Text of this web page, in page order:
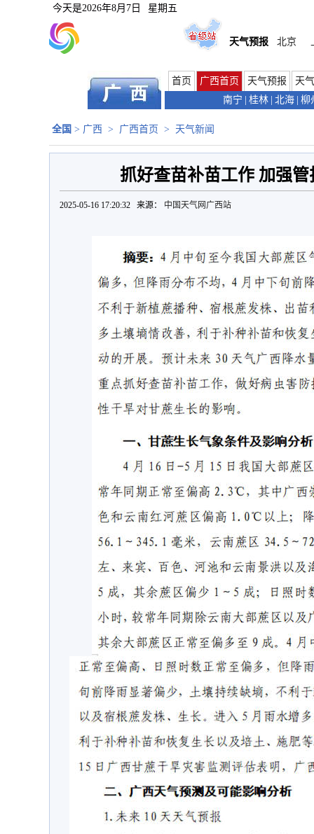
今天是2026年8月7日 星期五
天气预报 北京
首页 广西首页 天气预报
天
南宁
桂林 北海 柳
全国 > 广西 > 广西首页 > 天气新闻
抓好查苗补苗工作 加强
2025-05-16 17:20:32 来源： 中国天气网广西站